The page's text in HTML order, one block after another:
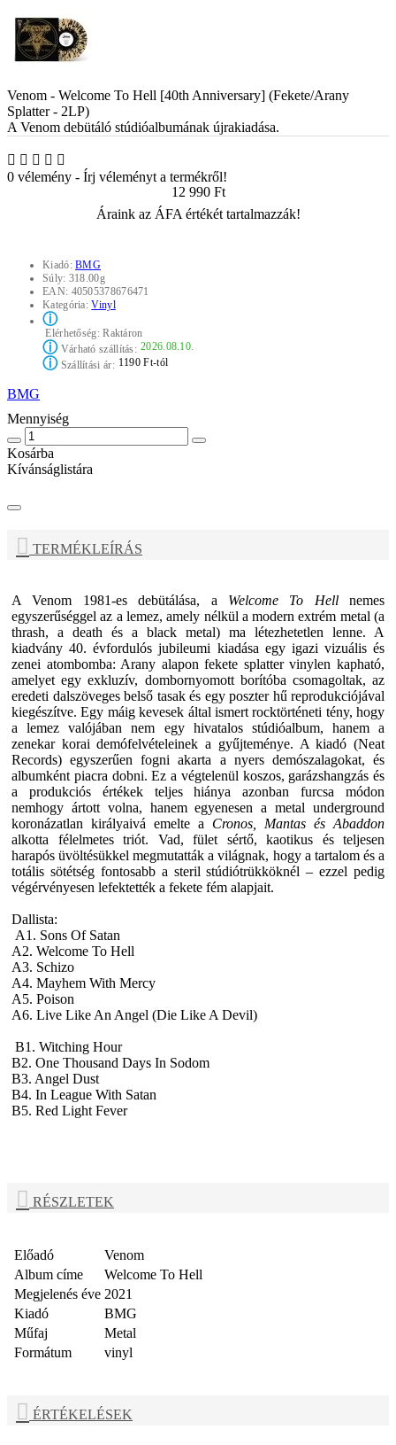
Venom - Welcome To Hell [40th Anniversary] (Fekete/Arany
Splatter - 2LP)
A Venom debütáló stúdióalbumának újrakiadása.
0 vélemény - Írj véleményt a termékről!
12 990 Ft
Áraink az ÁFA értékét tartalmazzák!
Kiadó:BMG
Súly: 318.00g
EAN: 40505378676471
Kategória:Vinyl
ⓘ
Elérhetőség:Raktáron
ⓘVárható szállítás: 2026.08.10.
ⓘSzállítási ár: 1190 Ft-tól
BMG
Mennyiség
Kosárba
Kívánságlistára
TERMÉKLEÍRÁS
AVenom 1981-es debütálása, a Welcome To Hellnemes
egyszerűséggel az a lemez, amely nélkül a modern extrém metal (a
thrash, a death és a black metal) ma létezhetetlen lenne. A
kiadvány 40. évfordulós jubileumi kiadása egy igazi vizuális és
zenei atombomba: Arany alapon fekete splatter vinylen kapható,
amelyet egy exkluzív, dombornyomott borítóba csomagoltak, az
eredeti dalszöveges belső tasak és egy poszter hű reprodukciójával
kiegészítve. Egy máig kevesek által ismert rocktörténeti tény, hogy
a lemez valójában nem egy hivatalos stúdióalbum, hanem a
zenekar korai demófelvételeinek a gyűjteménye. A kiadó (Neat
Records) egyszerűen fogni akarta a nyers demószalagokat, és
albumként piacra dobni. Ez a végtelenül koszos, garázshangzás és
a produkciós értékek teljes hiánya azonban furcsa módon
nemhogy ártott volna, hanem egyenesen a metal underground
koronázatlan királyaivá emelte a Cronos, Mantas és Abaddon
alkotta félelmetes triót. Vad, fület sértő, kaotikus és teljesen
harapós üvöltésükkel megmutatták a világnak, hogy a tartalom és a
totális sötétség fontosabb a steril stúdiótrükköknél – ezzel pedig
végérvényesen lefektették a fekete fém alapjait.
Dallista:
A1. Sons Of Satan
A2. Welcome To Hell
A3. Schizo
A4. Mayhem With Mercy
A5. Poison
A6. Live Like An Angel (Die Like A Devil)
B1. Witching Hour
B2. One Thousand Days In Sodom
B3. Angel Dust
B4. In League With Satan
B5. Red Light Fever
RÉSZLETEK
Előadó
Venom
Album címe
Welcome To Hell
Megjelenés éve 2021
Kiadó
BMG
Műfaj
Metal
Formátum
vinyl
ÉRTÉKELÉSEK